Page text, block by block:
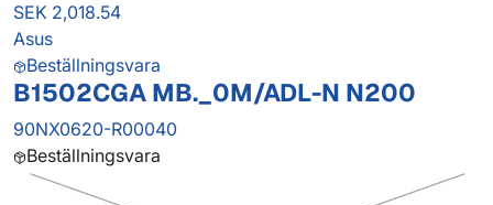
SEK 2,018.54
Asus
Beställningsvara
B1502CGA MB._0M/ADL-N N200
90NX0620-R00040
Beställningsvara